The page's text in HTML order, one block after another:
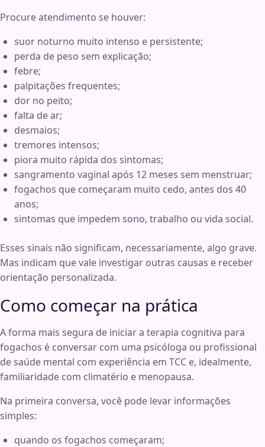
Procure atendimento se houver:
suor noturno muito intenso e persistente;
perda de peso sem explicação;
febre;
palpitações frequentes;
dor no peito;
falta de ar;
desmaios;
tremores intensos;
piora muito rápida dos sintomas;
sangramento vaginal após 12 meses sem menstruar;
fogachos que começaram muito cedo, antes dos 40
anos;
sintomas que impedem sono, trabalho ou vida social.
Esses sinais não significam, necessariamente, algo grave.
Mas indicam que vale investigar outras causas e receber
orientação personalizada.
Como começar na prática
A forma mais segura de iniciar a terapia cognitiva para
fogachos é conversar com uma psicóloga ou profissional
de saúde mental com experiência em TCC e, idealmente,
familiaridade com climatério e menopausa.
Na primeira conversa, você pode levar informações
simples:
quando os fogachos começaram;